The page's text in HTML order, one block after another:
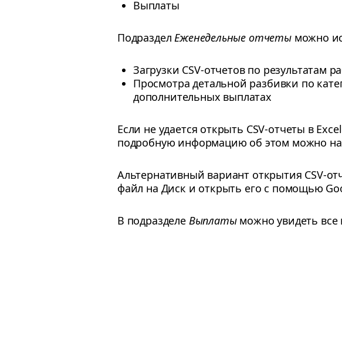
Выплаты
ПодразделЕженедельные отчетыможно
Загрузки CSV-отчетов по результатам
Просмотра детальной разбивки по
дополнительных выплатах
Если не удается открыть CSV-отчеты в
подробную информацию об этом можно
Альтернативный вариант открытия CSV-
файл на Диск и открыть его с помощью
В подразделе Выплатыможно увидеть все